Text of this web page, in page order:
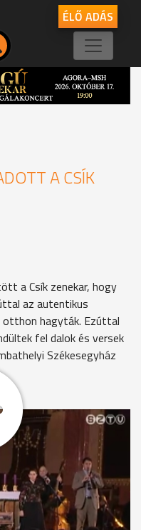
ÉLŐ ADÁS
A CSÍK
a Csík zenekar, hogy
az autentikus
hagyták. Ezúttal
fel dalok és versek
Székesegyház
tényleg nagyon sokat
koncerteken
vannak. Fontosnak
egyre kevesebb van.
várakozási időszakban